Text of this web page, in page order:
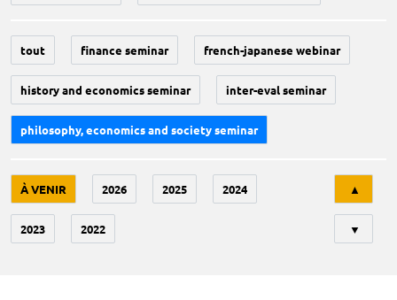
tout finance seminar french-japanese webinar
history and economics seminar inter-eval seminar
philosophy, economics and society seminar
À VENIR 2026 2025 2024
2023 2022
▲
▼